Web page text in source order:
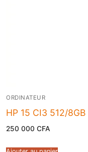
ORDINATEUR
HP 15 CI3 512/8GB
250 000 CFA